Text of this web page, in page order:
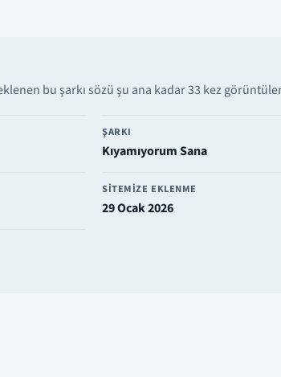
bu şarkı sözü şu ana kadar 33 kez
ŞARKI
Kıyamıyorum Sana
SITEMIZE EKLENME
29 Ocak 2026